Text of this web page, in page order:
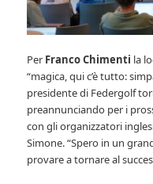
Per Franco Chimenti la
“magica, qui c’è tutto:
presidente di Federgolf
preannunciando per i
con gli organizzatori
Simone. “Spero in un
provare a tornare al